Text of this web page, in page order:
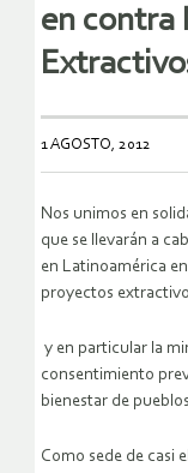
en contra
1 AGOSTO, 2012
Nos unimos en
que se llevarán a
en Latinoamérica
proyectos
y en particular la
consentimiento
bienestar de
Como sede de casi